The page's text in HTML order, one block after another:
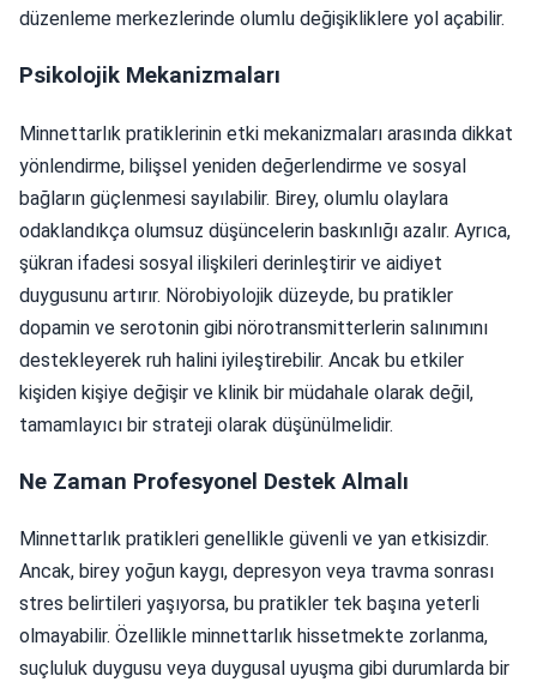
düzenleme merkezlerinde olumlu değişikliklere yol açabilir.
Psikolojik Mekanizmaları
Minnettarlık pratiklerinin etki mekanizmaları arasında dikkat
yönlendirme, bilişsel yeniden değerlendirme ve sosyal
bağların güçlenmesi sayılabilir. Birey, olumlu olaylara
odaklandıkça olumsuz düşüncelerin baskınlığı azalır. Ayrıca,
şükran ifadesi sosyal ilişkileri derinleştirir ve aidiyet
duygusunu artırır. Nörobiyolojik düzeyde, bu pratikler
dopamin ve serotonin gibi nörotransmitterlerin salınımını
destekleyerek ruh halini iyileştirebilir. Ancak bu etkiler
kişiden kişiye değişir ve klinik bir müdahale olarak değil,
tamamlayıcı bir strateji olarak düşünülmelidir.
Ne Zaman Profesyonel Destek Almalı
Minnettarlık pratikleri genellikle güvenli ve yan etkisizdir.
Ancak, birey yoğun kaygı, depresyon veya travma sonrası
stres belirtileri yaşıyorsa, bu pratikler tek başına yeterli
olmayabilir. Özellikle minnettarlık hissetmekte zorlanma,
suçluluk duygusu veya duygusal uyuşma gibi durumlarda bir